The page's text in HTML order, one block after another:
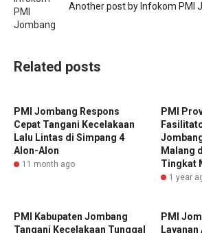
Another post by Infokom PMI
Related posts
PMI Jombang Respons
Cepat Tangani Kecelakaan
Lalu Lintas di Simpang 4
Alon-Alon
11 month ago
PMI
Malang
Tingkat
1 year
PMI Kabupaten Jombang
Tangani Kecelakaan Tunggal
PMI